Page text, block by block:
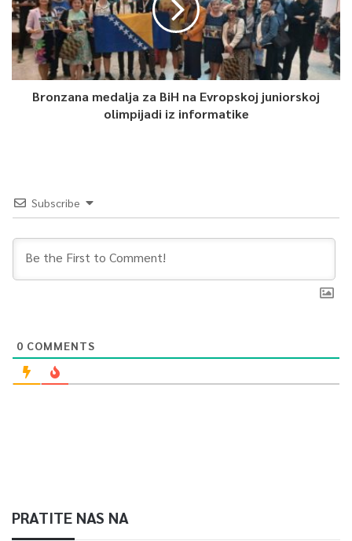
Bronzana medalja za BiH na Evropskoj juniorskoj
olimpijadi iz informatike
Subscribe
0 COMMENTS
PRATITE NAS NA